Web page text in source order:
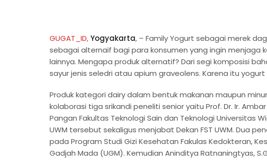
GUGAT_ID,Yogyakarta, – Family Yogurt sebagai merek
sebagai alternaif bagi para konsumen yang ingin
lainnya. Mengapa produk alternatif? Dari segi komposisi
sayur jenis seledri atau apium graveolens. Karena itu
Produk kategori dairy dalam bentuk makanan maupun
kolaborasi tiga srikandi peneliti senior yaitu Prof. Dr. Ir.
Pangan Fakultas Teknologi Sain dan Teknologi Universitas
UWM tersebut sekaligus menjabat Dekan FST UWM. Dua
pada Program Studi Gizi Kesehatan Fakulas Kedokteran,
Gadjah Mada (UGM). Kemudian Aninditya Ratnaningtyas,